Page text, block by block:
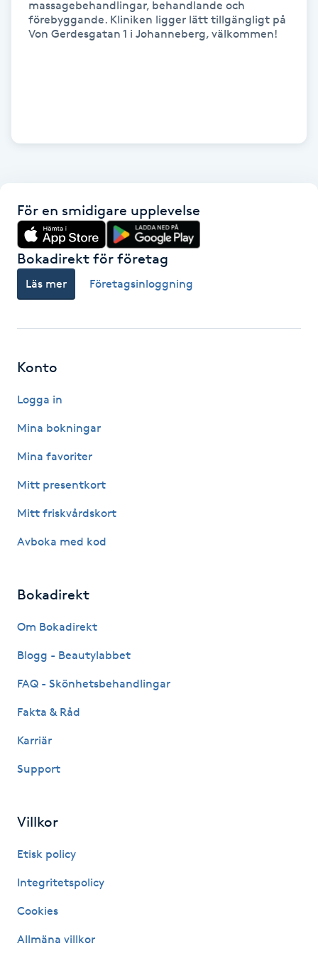
Gruppträning
Headspa
Herrklippning
HIFU
Hudföryngring
Huduppstramning
Hyaluronsyra
Hypnos
Hårborttagning
Hårförlängning
Hälsa
Hälsprickor
Idrottsmassage
massagebehandlingar, behandlande och
förebyggande. Kliniken ligger lätt tillgängligt på
Von Gerdesgatan 1 i Johanneberg, välkommen!
För en smidigare upplevelse
Bokadirekt för företag
Läs mer Företagsinloggning
Konto
Logga in
Mina bokningar
Mina favoriter
Mitt presentkort
Mitt friskvårdskort
Avboka med kod
Bokadirekt
Om Bokadirekt
Blogg - Beautylabbet
FAQ - Skönhetsbehandlingar
Fakta & Råd
Karriär
Support
Villkor
Etisk policy
Integritetspolicy
Cookies
Allmäna villkor